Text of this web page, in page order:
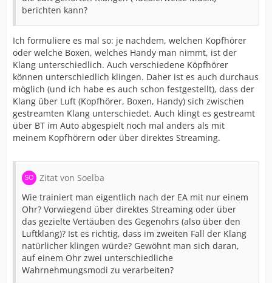
berichten kann?
Ich formuliere es mal so: je nachdem, welchen Kopfhörer
oder welche Boxen, welches Handy man nimmt, ist der
Klang unterschiedlich. Auch verschiedene Köpfhörer
können unterschiedlich klingen. Daher ist es auch durchaus
möglich (und ich habe es auch schon festgestellt), dass der
Klang über Luft (Kopfhörer, Boxen, Handy) sich zwischen
gestreamten Klang unterschiedet. Auch klingt es gestreamt
über BT im Auto abgespielt noch mal anders als mit
meinem Kopfhörern oder über direktes Streaming.
Zitat von Soelba
Wie trainiert man eigentlich nach der EA mit nur einem
Ohr? Vorwiegend über direktes Streaming oder über
das gezielte Vertäuben des Gegenohrs (also über den
Luftklang)? Ist es richtig, dass im zweiten Fall der Klang
natürlicher klingen würde? Gewöhnt man sich daran,
auf einem Ohr zwei unterschiedliche
Wahrnehmungsmodi zu verarbeiten?